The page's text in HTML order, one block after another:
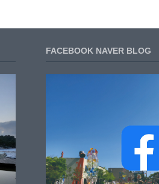
FACEBOOK NAVER BLOG